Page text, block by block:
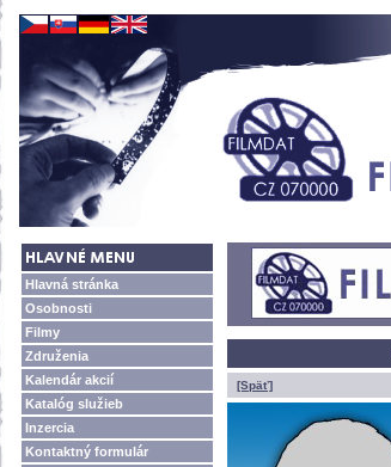
Hlavná stránka
Osobnosti
Filmy
Združenia
Kalendár akcií
Katalóg služieb
Inzercia
Kontaktný formulár
[Späť]